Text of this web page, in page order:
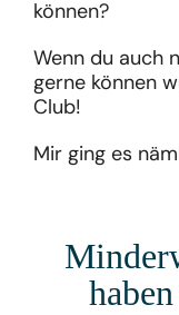
können?
Wenn du auch
gerne können
Club!
Mir ging es